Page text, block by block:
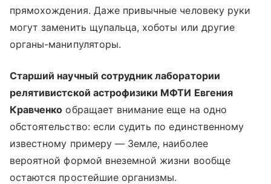
прямохождения. Даже привычные человеку руки
могут заменить щупальца, хоботы или другие
органы-манипуляторы.
Старший научный сотрудник лаборатории
релятивистской астрофизики МФТИ Евгения
Кравченко обращает внимание еще на одно
обстоятельство: если судить по единственному
известному примеру — Земле, наиболее
вероятной формой внеземной жизни вообще
остаются простейшие организмы.